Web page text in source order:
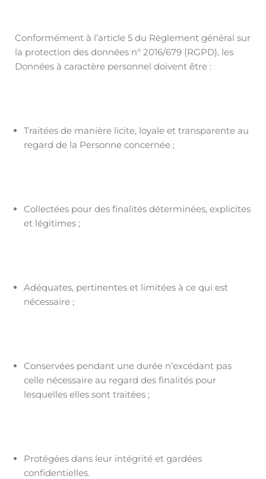
Conformément à l’article 5 du Règlement général sur
la protection des données n° 2016/679 (RGPD), les
Données à caractère personnel doivent être :
Traitées de manière licite, loyale et transparente au
regard de la Personne concernée ;
Collectées pour des finalités déterminées, explicites
et légitimes ;
Adéquates, pertinentes et limitées à ce qui est
nécessaire ;
Conservées pendant une durée n’excédant pas
celle nécessaire au regard des finalités pour
lesquelles elles sont traitées ;
Protégées dans leur intégrité et gardées
confidentielles.